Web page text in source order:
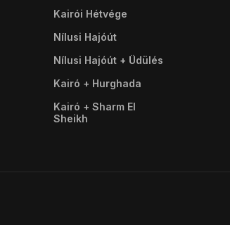
Kairói Hétvége
Nílusi Hajóút
Nílusi Hajóút + Üdülés
Kairó + Hurghada
Kairó + Sharm El
Sheikh